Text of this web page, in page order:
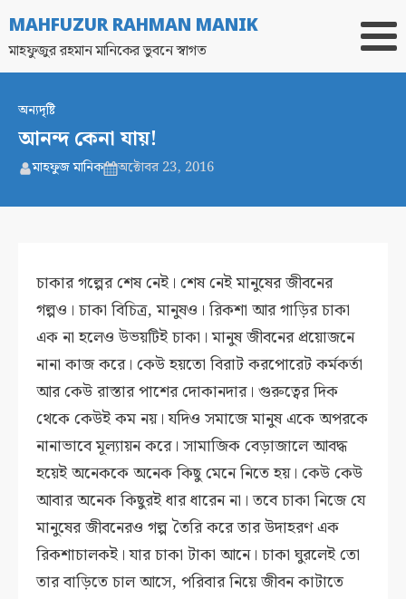
MAHFUZUR RAHMAN MANIK
মাহফুজুর রহমান মানিকের ভুবনে স্বাগত
অন্যদৃষ্টি
আনন্দ কেনা যায়!
মাহফুজ মানিক অক্টোবর 23, 2016
চাকার গল্পের শেষ নেই। শেষ নেই মানুষের জীবনের
গল্পও। চাকা বিচিত্র, মানুষও। রিকশা আর গাড়ির চাকা
এক না হলেও উভয়টিই চাকা। মানুষ জীবনের প্রয়োজনে
নানা কাজ করে। কেউ হয়তো বিরাট করপোরেট কর্মকর্তা
আর কেউ রাস্তার পাশের দোকানদার। গুরুত্বের দিক
থেকে কেউই কম নয়। যদিও সমাজে মানুষ একে অপরকে
নানাভাবে মূল্যায়ন করে। সামাজিক বেড়াজালে আবদ্ধ
হয়েই অনেককে অনেক কিছু মেনে নিতে হয়। কেউ কেউ
আবার অনেক কিছুরই ধার ধারেন না। তবে চাকা নিজে যে
মানুষের জীবনেরও গল্প তৈরি করে তার উদাহরণ এক
রিকশাচালকই। যার চাকা টাকা আনে। চাকা ঘুরলেই তো
তার বাড়িতে চাল আসে, পরিবার নিয়ে জীবন কাটাতে